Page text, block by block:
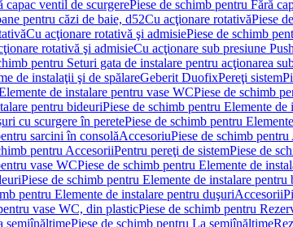
capac ventil de scurgerePiese de schimb pentru Fără
pentru căzi de baie, d52Cu acţionare rotativăPiese
Cu acţionare rotativă şi admisiePiese de schimb
rotativă şi admisieCu acţionare sub presiune
pentru Seturi gata de instalare pentru acţionarea
de instalaţii şi de spălareGeberit DuofixPereţi sistem
de instalare pentru vase WCPiese de schimb
pentru bideuriPiese de schimb pentru Elemente
cu scurgere în peretePiese de schimb pentru
sarcini în consolăAccesoriuPiese de schimb pentru
pentru AccesoriiPentru pereţi de sistemPiese de
vase WCPiese de schimb pentru Elemente de
Piese de schimb pentru Elemente de instalare pentru
pentru Elemente de instalare pentru duşuriAccesorii
vase WC, din plasticPiese de schimb pentru
semiînălțimePiese de schimb pentru La semiînălțime